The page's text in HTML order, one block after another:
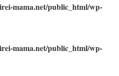
mama.net/public_html/wp-
mama.net/public_html/wp-